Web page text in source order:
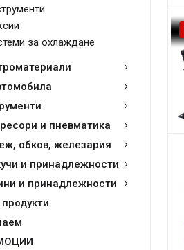
за охлаждане
и пневматика
обков, железария
и принадлежности
и принадлежности